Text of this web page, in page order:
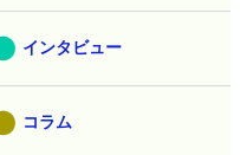
インタビュー
コラム